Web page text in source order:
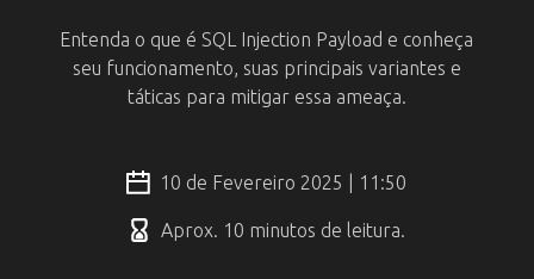
Entenda o que é SQL Injection Payload e conheça
seu funcionamento, suas principais variantes e
táticas para mitigar essa ameaça.
10 de Fevereiro 2025 | 11:50
Aprox. 10 minutos de leitura.